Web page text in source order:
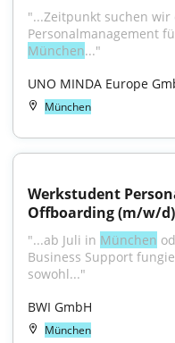
"...Zeitpunkt suchen
München..."
UNO MINDA Europe
München
Werkstudent
Offboarding (m/w/d)
"...ab Juli in München
Business Support
sowohl..."
BWI GmbH
München